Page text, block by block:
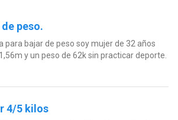
peso.
para bajar de peso soy mujer de 32 años
y un peso de 62k sin practicar deporte.
4/5 kilos